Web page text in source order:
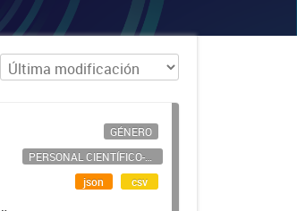
GÉNERO
PERSONAL CIENTÍFICO-TECNOLÓGICO
json
csv